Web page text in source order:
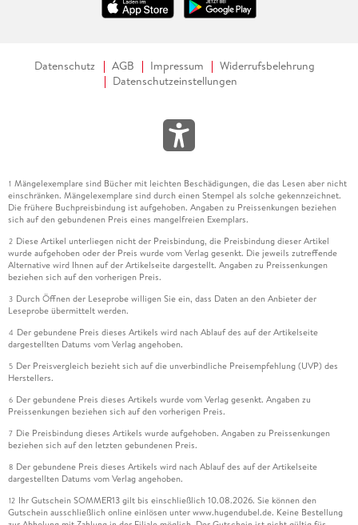
Datenschutz AGB Impressum
Widerrufsbelehrung
Datenschutzeinstellungen
1 Mängelexemplare sind Bücher mit leichten Beschädigungen, die das Lesen aber nicht
einschränken. Mängelexemplare sind durch einen Stempel als solche gekennzeichnet.
Die frühere Buchpreisbindung ist aufgehoben. Angaben zu Preissenkungen beziehen
sich auf den gebundenen Preis eines mangelfreien Exemplars.
2 Diese Artikel unterliegen nicht der Preisbindung, die Preisbindung dieser Artikel
wurde aufgehoben oder der Preis wurde vom Verlag gesenkt. Die jeweils zutreffende
Alternative wird Ihnen auf der Artikelseite dargestellt. Angaben zu Preissenkungen
beziehen sich auf den vorherigen Preis.
3 Durch Öffnen der Leseprobe willigen Sie ein, dass Daten an den Anbieter der
Leseprobe übermittelt werden.
4 Der gebundene Preis dieses Artikels wird nach Ablauf des auf der Artikelseite
dargestellten Datums vom Verlag angehoben.
5 Der Preisvergleich bezieht sich auf die unverbindliche Preisempfehlung (UVP) des
Herstellers.
6 Der gebundene Preis dieses Artikels wurde vom Verlag gesenkt. Angaben zu
Preissenkungen beziehen sich auf den vorherigen Preis.
7 Die Preisbindung dieses Artikels wurde aufgehoben. Angaben zu Preissenkungen
beziehen sich auf den letzten gebundenen Preis.
8 Der gebundene Preis dieses Artikels wird nach Ablauf des auf der Artikelseite
dargestellten Datums vom Verlag angehoben.
12 Ihr Gutschein SOMMER13 gilt bis einschließlich 10.08.2026. Sie können den
Gutschein ausschließlich online einlösen unter www.hugendubel.de. Keine Bestellung